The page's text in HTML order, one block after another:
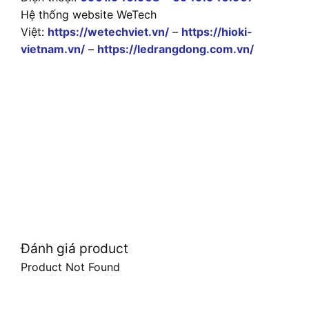
Hệ thống website WeTech
Việt: https://wetechviet.vn/ – https://hioki-
vietnam.vn/ – https://ledrangdong.com.vn/
Đánh giá product
Product Not Found